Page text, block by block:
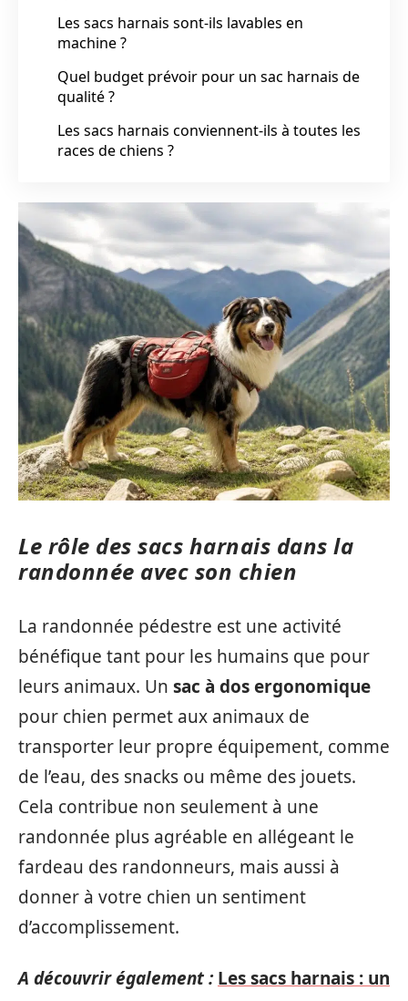
Les sacs harnais sont-ils lavables en
machine ?
Quel budget prévoir pour un sac harnais de
qualité ?
Les sacs harnais conviennent-ils à toutes les
races de chiens ?
Le rôle des sacs harnais dans la
randonnée avec son chien
La randonnée pédestre est une activité
bénéfique tant pour les humains que pour
leurs animaux. Un sac à dos ergonomique
pour chien permet aux animaux de
transporter leur propre équipement, comme
de l’eau, des snacks ou même des jouets.
Cela contribue non seulement à une
randonnée plus agréable en allégeant le
fardeau des randonneurs, mais aussi à
donner à votre chien un sentiment
d’accomplissement.
A découvrir également : Les sacs harnais : un